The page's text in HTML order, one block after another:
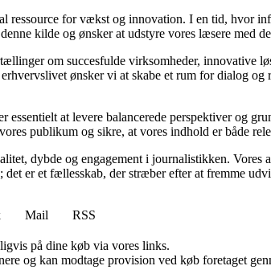
ressource for vækst og innovation. I en tid, hvor
kilde og ønsker at udstyre vores læsere med
om succesfulde virksomheder, innovative
ønsker vi at skabe et rum for dialog
at levere balancerede perspektiver og
publikum og sikre, at vores indhold er både
dybde og engagement i journalistikken.
er et fællesskab, der stræber efter at fremme
Mail
RSS
på dine køb via vores links.
og kan modtage provision ved køb foretaget